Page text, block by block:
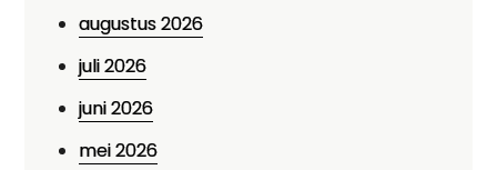
augustus 2026
juli 2026
juni 2026
mei 2026